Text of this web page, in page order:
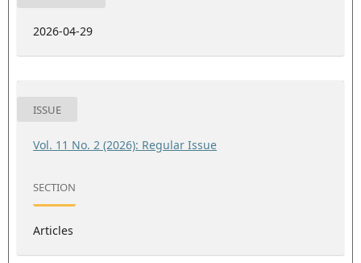
2026-04-29
ISSUE
Vol. 11 No. 2 (2026): Regular Issue
SECTION
Articles